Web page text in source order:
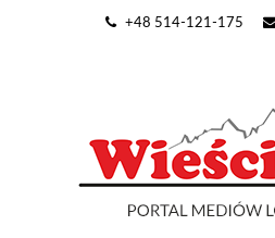
+48 514-121-175